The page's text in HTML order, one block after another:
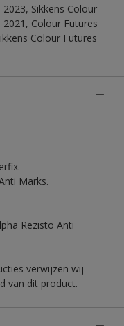
Sikkens Colour
Colour Futures
Colour Futures
Marks.
Rezisto Anti
verwijzen wij
van dit product.